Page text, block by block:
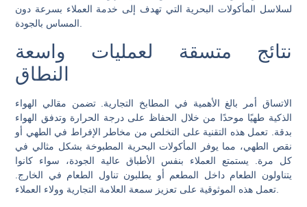
لسلاسل المأكولات البحرية التي تهدف إلى خدمة العملاء بسرعة دون
نتائج متسقة لعمليات واسعة
النطاق
الاتساق أمر بالغ الأهمية في المطابخ التجارية. تضمن مقالي الهواء
الذكية طهيًا موحدًا من خلال الحفاظ على درجة الحرارة وتدفق الهواء
بدقة. تعمل هذه التقنية على التخلص من مخاطر الإفراط في الطهي أو
نقص الطهي، مما يوفر المأكولات البحرية المطبوخة بشكل مثالي في
كل مرة. يستمتع العملاء بنفس الأطباق عالية الجودة، سواء كانوا
يتناولون الطعام داخل المطعم أو يطلبون تناول الطعام في الخارج.